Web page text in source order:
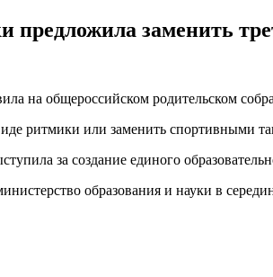
предложила заменить
на общероссийском родительском
ритмики или заменить спортивными
за создание единого
образования и науки в